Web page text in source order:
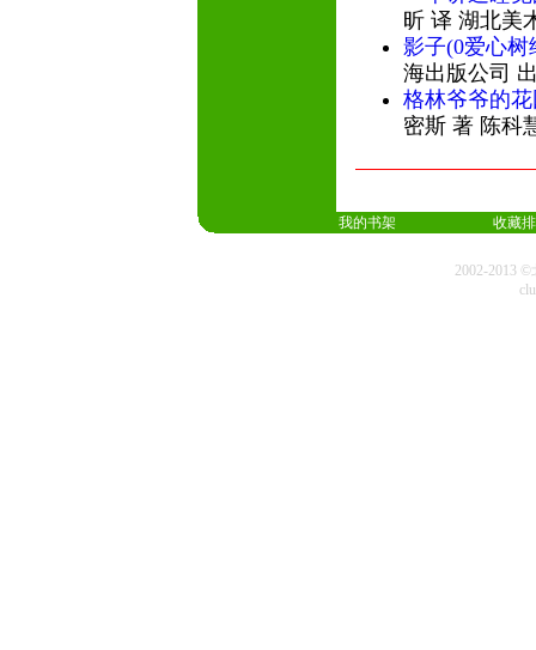
昕 译 湖北美
影子(0爱心树
海出版公司
格林爷爷的
密斯 著 陈科
我的书架 收藏
2002-2013